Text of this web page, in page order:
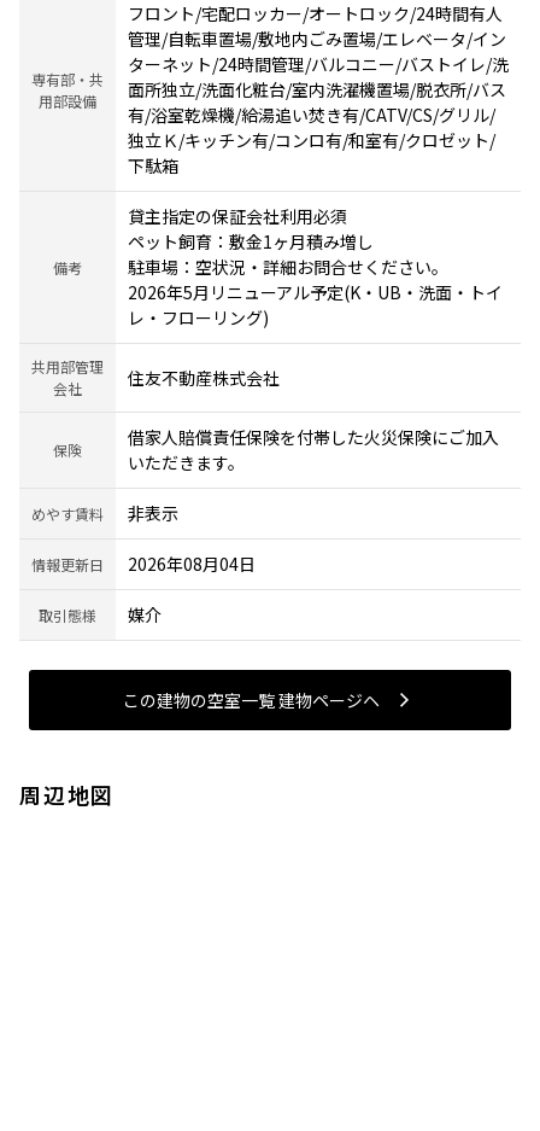
専有部・共
用部設備
フロント/宅配ロッカー/オートロック/24時間有人
管理/自転車置場/敷地内ごみ置場/エレベータ/イン
ターネット/24時間管理/バルコニー/バストイレ/洗
面所独立/洗面化粧台/室内洗濯機置場/脱衣所/バス
有/浴室乾燥機/給湯追い焚き有/CATV/CS/グリル/
独立Ｋ/キッチン有/コンロ有/和室有/クロゼット/
下駄箱
備考
貸主指定の保証会社利用必須
ペット飼育：敷金1ヶ月積み増し
駐車場：空状況・詳細お問合せください。
2026年5月リニューアル予定(K・UB・洗面・トイ
レ・フローリング)
共用部管理
会社
住友不動産株式会社
保険
借家人賠償責任保険を付帯した火災保険にご加入
いただきます。
めやす賃料 非表示
情報更新日 2026年08月04日
取引態様 媒介
この建物の空室一覧 建物ページヘ
周辺地図